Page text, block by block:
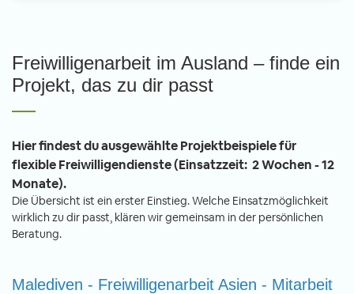
Freiwilligenarbeit im Ausland – finde ein
Projekt, das zu dir passt
Hier findest du ausgewählte Projektbeispiele für
flexible Freiwilligendienste (Einsatzzeit: 2 Wochen - 12
Monate).
Die Übersicht ist ein erster Einstieg. Welche Einsatzmöglichkeit
wirklich zu dir passt, klären wir gemeinsam in der persönlichen
Beratung.
Malediven - Freiwilligenarbeit Asien - Mitarbeit